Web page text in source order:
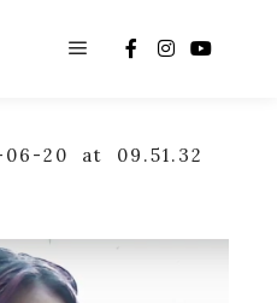
20 at 09.51.32